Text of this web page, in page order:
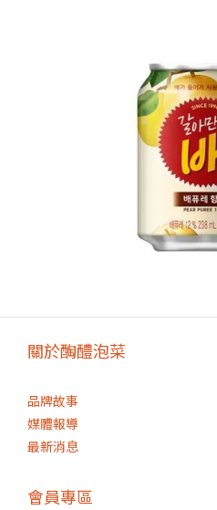
關於醄醴泡菜
品牌故事
媒體報導
最新消息
會員專區